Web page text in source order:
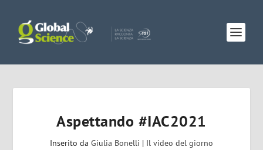
Aspettando #IAC2021
Inserito da Giulia Bonelli | Il video del giorno